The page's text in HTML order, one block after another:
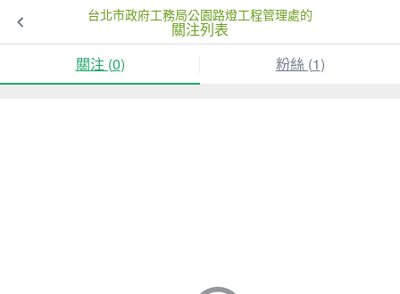
台北市政府工務局公園路燈工程管理處的
關注列表
關注 (0) 粉絲 (1)